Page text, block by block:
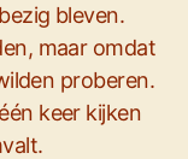
bleven.
maar omdat
proberen.
keer kijken